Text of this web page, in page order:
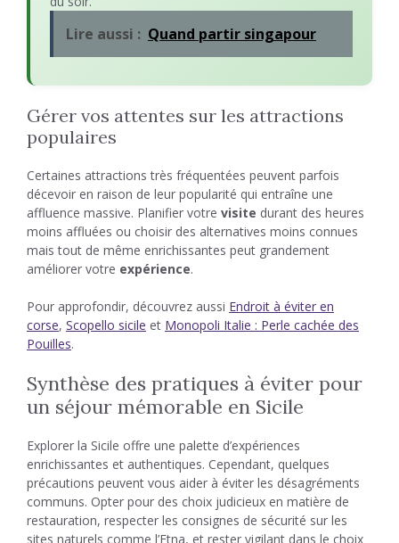
Lire aussi : Quand partir singapour
Gérer vos attentes sur les attractions
populaires
Certaines attractions très fréquentées peuvent parfois
décevoir en raison de leur popularité qui entraîne une
affluence massive. Planifier votre visite durant des heures
moins affluées ou choisir des alternatives moins connues
mais tout de même enrichissantes peut grandement
améliorer votre expérience.
Pour approfondir, découvrez aussi Endroit à éviter en
corse, Scopello sicile et Monopoli Italie : Perle cachée des
Pouilles.
Synthèse des pratiques à éviter pour
un séjour mémorable en Sicile
Explorer la Sicile offre une palette d’expériences
enrichissantes et authentiques. Cependant, quelques
précautions peuvent vous aider à éviter les désagréments
communs. Opter pour des choix judicieux en matière de
restauration, respecter les consignes de sécurité sur les
sites naturels comme l’Etna, et rester vigilant dans le choix